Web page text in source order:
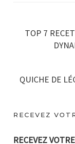
TOP 7
QUICHE DE
RECEVEZ
RECEVEZ